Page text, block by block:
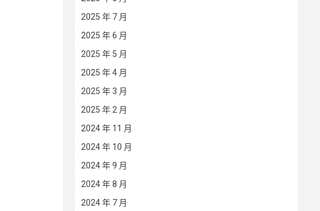
2025 年 7 月
2025 年 6 月
2025 年 5 月
2025 年 4 月
2025 年 3 月
2025 年 2 月
2024 年 11 月
2024 年 10 月
2024 年 9 月
2024 年 8 月
2024 年 7 月